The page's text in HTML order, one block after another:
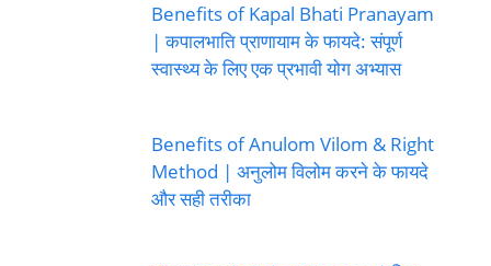
Benefits of Kapal Bhati Pranayam
| कपालभाति प्राणायाम के फायदे: संपूर्ण
स्वास्थ्य के लिए एक प्रभावी योग अभ्यास
Benefits of Anulom Vilom & Right
Method | अनुलोम विलोम करने के फायदे
और सही तरीका